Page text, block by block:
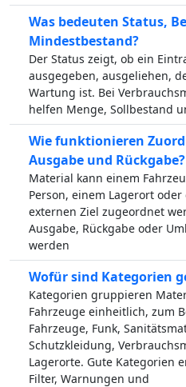
Was bedeuten Status,
Mindestbestand?
Der Status zeigt, ob ein
ausgegeben, ausgeliehen,
Wartung ist. Bei
helfen Menge, Sollbestand
Wie funktionieren
Ausgabe und Rückgabe?
Material kann einem
Person, einem Lagerort oder
externen Ziel zugeordnet
Ausgabe, Rückgabe oder
werden
Wofür sind Kategorien
Kategorien gruppieren
Fahrzeuge einheitlich, zum
Fahrzeuge, Funk,
Schutzkleidung,
Lagerorte. Gute Kategorien
Filter, Warnungen und